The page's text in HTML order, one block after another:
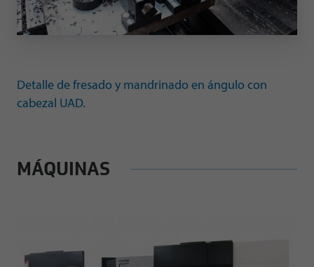
Detalle de fresado y mandrinado en ángulo con
cabezal UAD.
MÁQUINAS